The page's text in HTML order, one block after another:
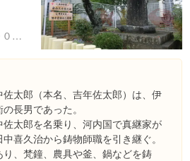
大阪府河内長野市上田町２００−１
太郎（本名、吉年佐太郎）は、伊
長男であった。
太郎を名乗り、河内国で真継家が
喜久治から鋳物師職を引き継ぐ。
、梵鐘、農具や釜、鍋などを鋳